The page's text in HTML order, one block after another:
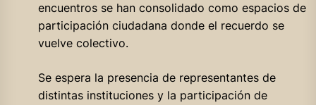
encuentros se han consolidado como espacios de
participación ciudadana donde el recuerdo se
vuelve colectivo.
Se espera la presencia de representantes de
distintas instituciones y la participación de